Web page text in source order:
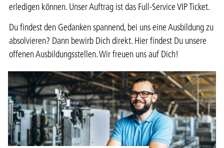
erledigen können. Unser Auftrag ist das Full-Service VIP Ticket.
Du findest den Gedanken spannend, bei uns eine Ausbildung zu
absolvieren? Dann bewirb Dich direkt. Hier findest Du unsere
offenen Ausbildungsstellen. Wir freuen uns auf Dich!